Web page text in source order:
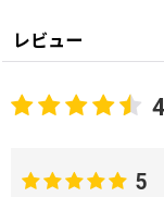
レビュー
5